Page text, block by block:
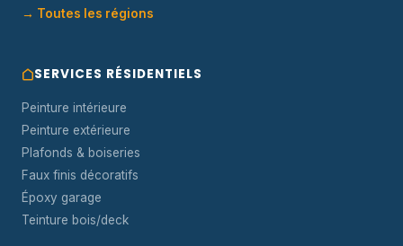
→ Toutes les régions
SERVICES RÉSIDENTIELS
Peinture intérieure
Peinture extérieure
Plafonds & boiseries
Faux finis décoratifs
Époxy garage
Teinture bois/deck